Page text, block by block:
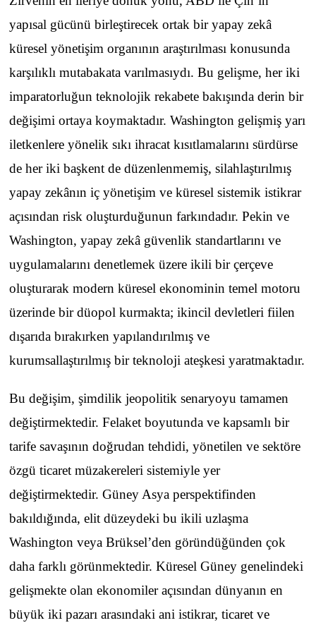
yapısal gücünü birleştirecek ortak bir yapay zekâ
küresel yönetişim organının araştırılması konusunda
karşılıklı mutabakata varılmasıydı. Bu gelişme, her iki
imparatorluğun teknolojik rekabete bakışında derin bir
değişimi ortaya koymaktadır. Washington gelişmiş yarı
iletkenlere yönelik sıkı ihracat kısıtlamalarını sürdürse
de her iki başkent de düzenlenmemiş, silahlaştırılmış
yapay zekânın iç yönetişim ve küresel sistemik istikrar
açısından risk oluşturduğunun farkındadır. Pekin ve
Washington, yapay zekâ güvenlik standartlarını ve
uygulamalarını denetlemek üzere ikili bir çerçeve
oluşturarak modern küresel ekonominin temel motoru
üzerinde bir düopol kurmakta; ikincil devletleri fiilen
dışarıda bırakırken yapılandırılmış ve
kurumsallaştırılmış bir teknoloji ateşkesi yaratmaktadır.
Bu değişim, şimdilik jeopolitik senaryoyu tamamen
değiştirmektedir. Felaket boyutunda ve kapsamlı bir
tarife savaşının doğrudan tehdidi, yönetilen ve sektöre
özgü ticaret müzakereleri sistemiyle yer
değiştirmektedir. Güney Asya perspektifinden
bakıldığında, elit düzeydeki bu ikili uzlaşma
Washington veya Brüksel’den göründüğünden çok
daha farklı görünmektedir. Küresel Güney genelindeki
gelişmekte olan ekonomiler açısından dünyanın en
büyük iki pazarı arasındaki ani istikrar, ticaret ve